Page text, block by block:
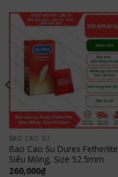
BAO CAO SU
Bao Cao Su Durex Fetherlite
Siêu Mỏng, Size 52.5mm
260,000₫